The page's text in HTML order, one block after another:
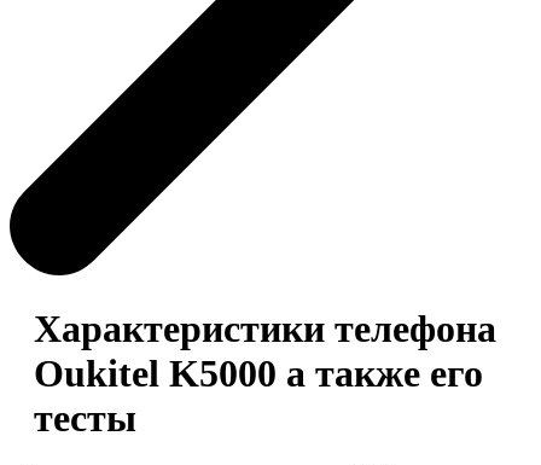
Характеристики телефона
Oukitel K5000 а также его
тесты